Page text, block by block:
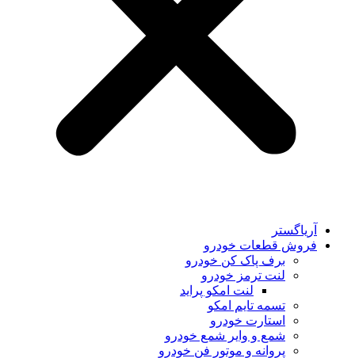
قطعات خودرو
برف پاک کن خودرو
لنت ترمز خودرو
لنت امکو پراید
تسمه تایم امکو
استارت خودرو
شمع و وایر شمع خودرو
پروانه و موتور فن خودرو